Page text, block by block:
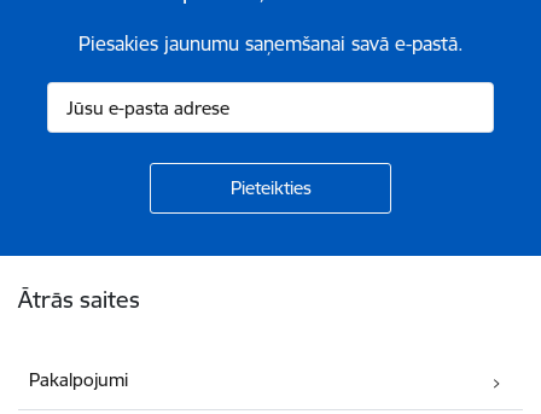
Piesakies jaunumu saņemšanai savā e-pastā.
Ātrās saites
Pakalpojumi